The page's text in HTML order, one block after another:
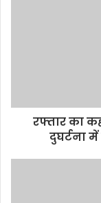
रफ्तार का
दुघर्टना